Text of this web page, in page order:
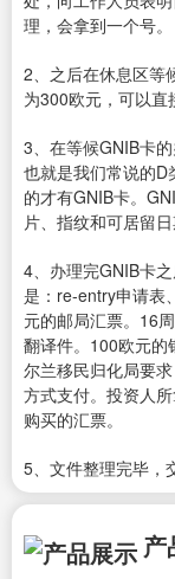
理，会拿到一个号。
2、之后在休息区等
为300欧元，可以直
3、在等候GNIB卡
也就是我们常说的D
的才有GNIB卡。
片、指纹和可居留日
4、办理完GNIB卡
是：re-entry申请表
元的邮局汇票。16
翻译件。100欧元的
尔兰移民归化局要
方式支付。投资人
购买的汇票。
5、文件整理完毕，
产